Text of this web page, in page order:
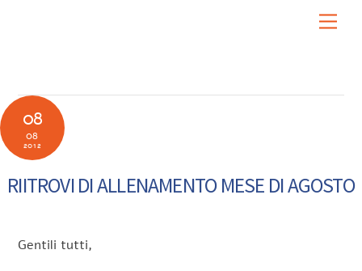
08
08
2012
RIITROVI DI ALLENAMENTO MESE DI AGOSTO
Gentili tutti,